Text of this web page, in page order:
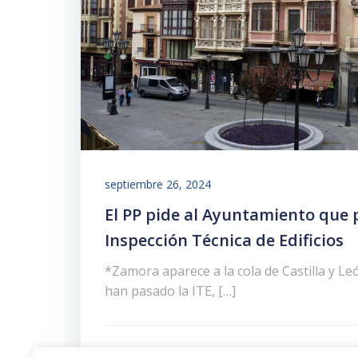
septiembre 26, 2024
El PP pide al Ayuntamiento que
Inspección Técnica de Edificios
*Zamora aparece a la cola de Castilla y
han pasado la ITE, […]